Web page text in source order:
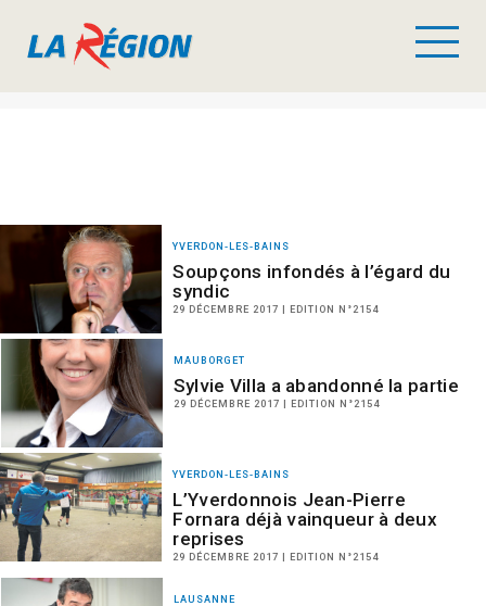
YVERDON-LES-BAINS
Soupçons infondés à l’égard du
syndic
29 DÉCEMBRE 2017 | EDITION N°2154
MAUBORGET
Sylvie Villa a abandonné la partie
29 DÉCEMBRE 2017 | EDITION N°2154
YVERDON-LES-BAINS
L’Yverdonnois Jean-Pierre
Fornara déjà vainqueur à deux
reprises
29 DÉCEMBRE 2017 | EDITION N°2154
LAUSANNE